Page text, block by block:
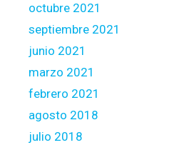
octubre 2021
septiembre 2021
junio 2021
marzo 2021
febrero 2021
agosto 2018
julio 2018